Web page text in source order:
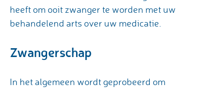
heeft om ooit zwanger te worden met uw
behandelend arts over uw medicatie.
Zwangerschap
In het algemeen wordt geprobeerd om